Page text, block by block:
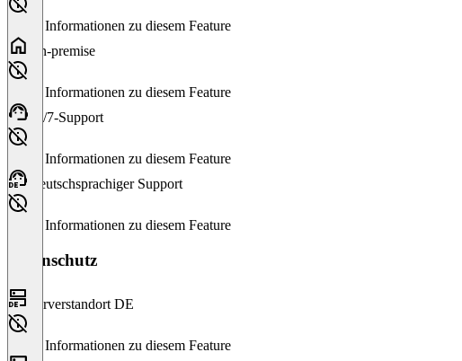
Keine Informationen zu diesem Feature
On-premise
Keine Informationen zu diesem Feature
24/7-Support
Keine Informationen zu diesem Feature
Deutschsprachiger Support
Keine Informationen zu diesem Feature
Datenschutz
Serverstandort DE
Keine Informationen zu diesem Feature